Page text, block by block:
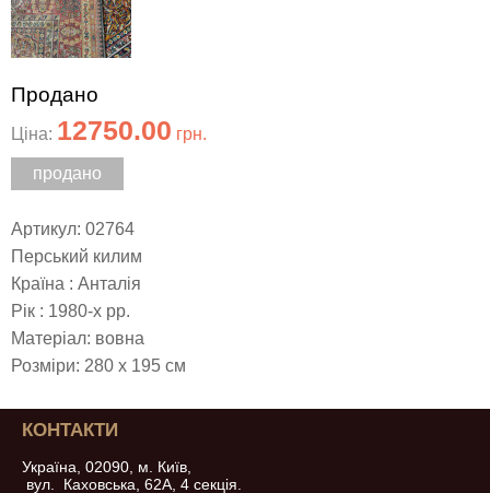
Продано
Ціна: 12750.00 грн.
продано
Артикул: 02764
Перський килим
Країна : Анталія
Рік : 1980-х рр.
Матеріал: вовна
Розміри: 280 х 195 см
КОНТАКТИ
Україна, 02090, м. Київ,
вул. Каховська, 62А, 4 секція.